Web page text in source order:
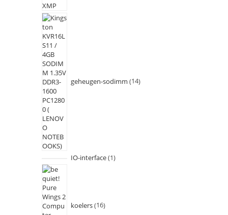
geheugen-sodimm 14
IO-interface 1
koelers 16